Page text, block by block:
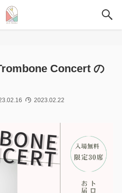
Concert の
2023.02.22